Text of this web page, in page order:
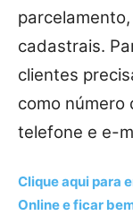
cadastrais.
clientes
como número
telefone e e-
Clique aqui para
Online e ficar